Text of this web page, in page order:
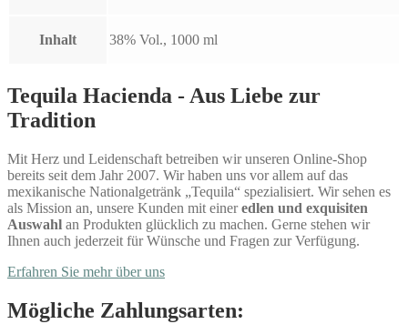
Inhalt 38% Vol., 1000 ml
Tequila Hacienda - Aus Liebe zur
Tradition
Mit Herz und Leidenschaft betreiben wir unseren Online-Shop
bereits seit dem Jahr 2007. Wir haben uns vor allem auf das
mexikanische Nationalgetränk „Tequila“ spezialisiert. Wir sehen es
als Mission an, unsere Kunden mit eineredlen und exquisiten
Auswahl an Produkten glücklich zu machen. Gerne stehen wir
Ihnen auch jederzeit für Wünsche und Fragen zur Verfügung.
Erfahren Sie mehr über uns
Mögliche Zahlungsarten: